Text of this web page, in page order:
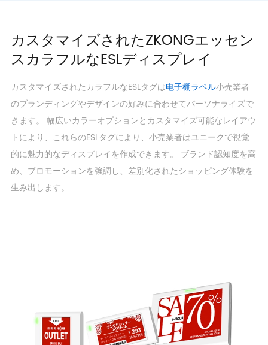
カスタマイズされたZKONGエッセン
スカラフルなESLディスプレイ
カスタマイズされたカラフルなESLタグは电子棚ラベル小売業者
のブランディングやデザインの好みに合わせてパーソナライズで
きます。 幅広いカラーオプションとカスタマイズ可能なレイアウ
トにより、これらのESLタグにより、小売業者はユニークで視覚
的に魅力的なディスプレイを作成できます。 ブランド認知度を高
め、プロモーションを強調し、差別化されたショッピング体験を
生み出します。